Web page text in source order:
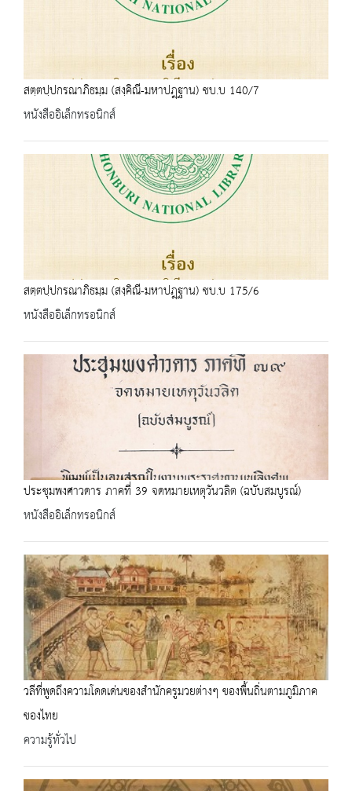
สตฺตปฺปกรณาภิธมฺม (สงฺคิณี-มหาปฎฺฐาน) ชบ.บ 140/7
หนังสืออิเล็กทรอนิกส์
สตฺตปฺปกรณาภิธมฺม (สงฺคิณี-มหาปฎฺฐาน) ชบ.บ 175/6
หนังสืออิเล็กทรอนิกส์
ประชุมพงศาวดาร ภาคที่ 39 จดหมายเหตุวันวลิต (ฉบับสมบูรณ์)
หนังสืออิเล็กทรอนิกส์
วลีที่พูดถึงความโดดเด่นของสำนักครูมวยต่างๆ ของพื้นถิ่นตามภูมิภาค
ของไทย
ความรู้ทั่วไป